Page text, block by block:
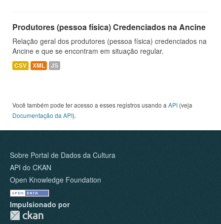
Produtores (pessoa física) Credenciados na Ancine
Relação geral dos produtores (pessoa física) credenciados na
Ancine e que se encontram em situação regular.
CSV XML JS
Você também pode ter acesso a esses registros usando a API (veja
Documentação da API).
Sobre Portal de Dados da Cultura
API do CKAN
Open Knowledge Foundation
Impulsionado por